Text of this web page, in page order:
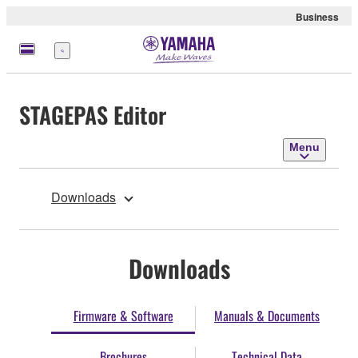
Business
Menu
STAGEPAS Editor
Menu
Downloads
Downloads
Firmware & Software Manuals & Documents